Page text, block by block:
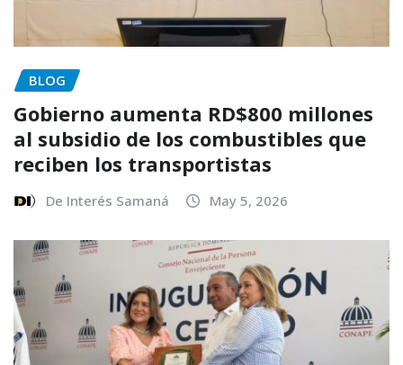
BLOG
Gobierno aumenta RD$800 millones
al subsidio de los combustibles que
reciben los transportistas
De Interés Samaná May 5, 2026